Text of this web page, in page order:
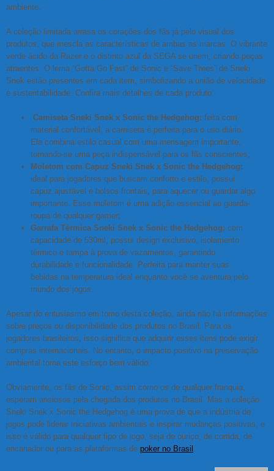
ambiente.
A coleção limitada arrasa os corações dos fãs já pelo visual dos
produtos, que mescla as características de ambas as marcas. O vibrante
verde ácido da Razer e o distinto azul da SEGA se unem, criando peças
atraentes. O lema “Gotta Go Fast” de Sonic e “Save Trees” de Sneki
Snek estão presentes em cada item, simbolizando a união de velocidade
e sustentabilidade. Confira mais detalhes de cada produto:
Camiseta Sneki Snek x Sonic the Hedgehog: feita com
material confortável, a camiseta é perfeita para o uso diário.
Ela combina estilo casual com uma mensagem importante,
tornando-se uma peça indispensável para os fãs conscientes;
Moletom com Capuz Sneki Snek x Sonic the Hedgehog:
ideal para jogadores que buscam conforto e estilo, possui
capuz ajustável e bolsos frontais, para aquecer ou guardar algo
importante. Esse moletom é uma adição essencial ao guarda-
roupa de qualquer gamer;
Garrafa Térmica Sneki Snek x Sonic the Hedgehog: com
capacidade de 530ml, possui design exclusivo, isolamento
térmico e tampa à prova de vazamentos, garantindo
durabilidade e funcionalidade. Perfeita para manter suas
bebidas na temperatura ideal enquanto você se aventura pelo
mundo dos jogos.
Apesar do entusiasmo em torno desta coleção, ainda não há informações
sobre preços ou disponibilidade dos produtos no Brasil. Para os
jogadores brasileiros, isso significa que adquirir esses itens pode exigir
compras internacionais. No entanto, o impacto positivo na preservação
ambiental torna este esforço bem válido.
Obviamente, os fãs de Sonic, assim como os de qualquer franquia,
esperam ansiosos pela chegada dos produtos no Brasil. Mas a coleção
Sneki Snek x Sonic the Hedgehog é uma prova de que a indústria de
jogos pode liderar iniciativas ambientais e inspirar mudanças positivas, e
isso é válido para qualquer tipo de jogo, seja de ouriço, de corrida, de
encanador ou para as plataformas de poker no Brasil .